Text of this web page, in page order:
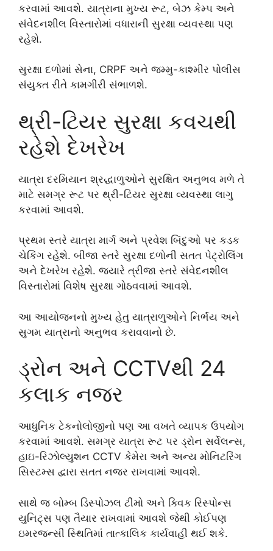
કરવામાં આવશે. યાત્રાના મુખ્ય રૂટ, બેઝ કેમ્પ અને
સંવેદનશીલ વિસ્તારોમાં વધારાની સુરક્ષા વ્યવસ્થા પણ
રહેશે.
સુરક્ષા દળોમાં સેના, CRPF અને જમ્મુ-કાશ્મીર પોલીસ
સંયુક્ત રીતે કામગીરી સંભાળશે.
થ્રી-ટિયર સુરક્ષા કવચથી
રહેશે દેખરેખ
યાત્રા દરમિયાન શ્રદ્ધાળુઓને સુરક્ષિત અનુભવ મળે તે
માટે સમગ્ર રૂટ પર થ્રી-ટિયર સુરક્ષા વ્યવસ્થા લાગુ
કરવામાં આવશે.
પ્રથમ સ્તરે યાત્રા માર્ગ અને પ્રવેશ બિંદુઓ પર કડક
ચેકિંગ રહેશે. બીજા સ્તરે સુરક્ષા દળોની સતત પેટ્રોલિંગ
અને દેખરેખ રહેશે. જ્યારે ત્રીજા સ્તરે સંવેદનશીલ
વિસ્તારોમાં વિશેષ સુરક્ષા ગોઠવવામાં આવશે.
આ આયોજનનો મુખ્ય હેતુ યાત્રાળુઓને નિર્ભય અને
સુગમ યાત્રાનો અનુભવ કરાવવાનો છે.
ડ્રોન અને CCTVથી 24
કલાક નજર
આધુનિક ટેકનોલોજીનો પણ આ વખતે વ્યાપક ઉપયોગ
કરવામાં આવશે. સમગ્ર યાત્રા રૂટ પર ડ્રોન સર્વેલન્સ,
હાઇ-રિઝોલ્યુશન CCTV કેમેરા અને અન્ય મોનિટરિંગ
સિસ્ટમ્સ દ્વારા સતત નજર રાખવામાં આવશે.
સાથે જ બોમ્બ ડિસ્પોઝલ ટીમો અને ક્વિક રિસ્પોન્સ
યુનિટ્સ પણ તૈયાર રાખવામાં આવશે જેથી કોઈપણ
ઇમરજન્સી સ્થિતિમાં તાત્કાલિક કાર્યવાહી થઈ શકે.